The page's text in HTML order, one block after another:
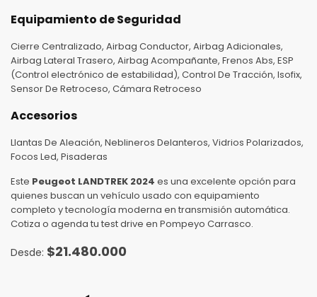
Equipamiento de Seguridad
Cierre Centralizado, Airbag Conductor, Airbag Adicionales,
Airbag Lateral Trasero, Airbag Acompañante, Frenos Abs, ESP
(Control electrónico de estabilidad), Control De Tracción, Isofix,
Sensor De Retroceso, Cámara Retroceso
Accesorios
Llantas De Aleación, Neblineros Delanteros, Vidrios Polarizados,
Focos Led, Pisaderas
Este Peugeot LANDTREK 2024 es una excelente opción para
quienes buscan un vehículo usado con equipamiento
completo y tecnología moderna en transmisión automática.
Cotiza o agenda tu test drive en Pompeyo Carrasco.
$21.480.000